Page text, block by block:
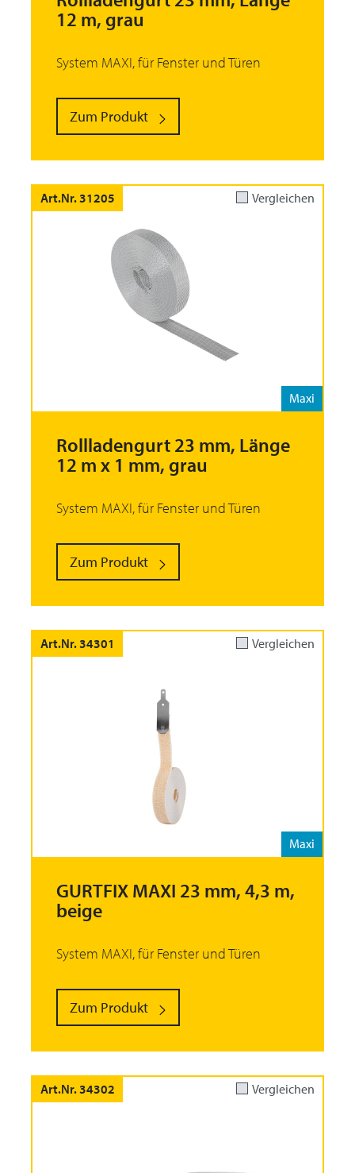
12 m, grau
System MAXI, für Fenster und Türen
Zum Produkt
Art.Nr. 31205 Vergleichen
Maxi
Rollladengurt 23 mm, Länge
12 m x 1 mm, grau
System MAXI, für Fenster und Türen
Zum Produkt
Art.Nr. 34301 Vergleichen
Maxi
GURTFIX MAXI 23 mm, 4,3 m,
beige
System MAXI, für Fenster und Türen
Zum Produkt
Art.Nr. 34302 Vergleichen